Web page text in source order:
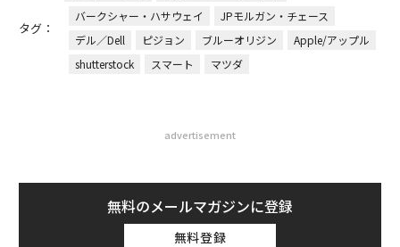
タグ：
バークシャー・ハサウェイ
JPモルガン・チェース
デル／Dell
ピジョン ブルーオリジン
Apple/アップル
shutterstock
スマート マツダ
advertisement
無料のメールマガジンに登録
無料登録